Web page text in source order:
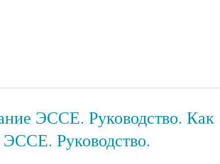
ЭССЕ. Руководство. Как
Руководство.